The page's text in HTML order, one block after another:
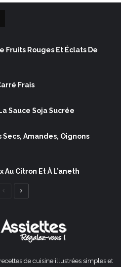
Fruits Rouges Et Éclats De
Frais
Sauce Soja Sucrée
Secs, Amandes, Oignons
Citron Et À L’aneth
Page
de cuisine illustrées simples et